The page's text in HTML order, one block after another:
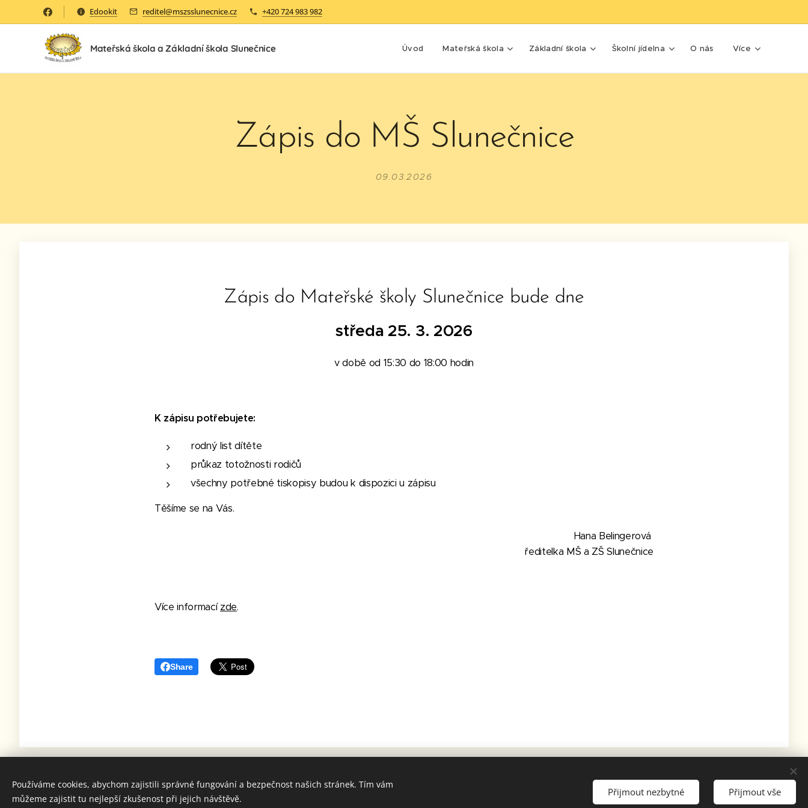
Edookit reditel@mszsslunecnice.cz +420 724 983 982
Mateřská škola a Základní škola Slunečnice Úvod Mateřská škola Základní škola Školní jídelna O nás Více
Zápis do MŠ Slunečnice
09.03.2026
Zápis do Mateřské školy Slunečnice bude dne
středa 25. 3. 2026
v době od 15:30 do 18:00 hodin
K zápisu potřebujete:
rodný list dítěte
průkaz totožnosti rodičů
všechny potřebné tiskopisy budou k dispozici u zápisu
Těšíme se na Vás.
Hana Belingerová
ředitelka MŠ a ZŠ Slunečnice
Více informacízde.
Share
MŠ a ZŠ Slunečnice, Okrouhlice 113, 582 31,
Používáme cookies, abychom zajistili správné fungování a bezpečnost našich stránek. Tím vám
můžeme zajistit tu nejlepší zkušenost při jejich návštěvě.
Přijmout nezbytné Přijmout vše